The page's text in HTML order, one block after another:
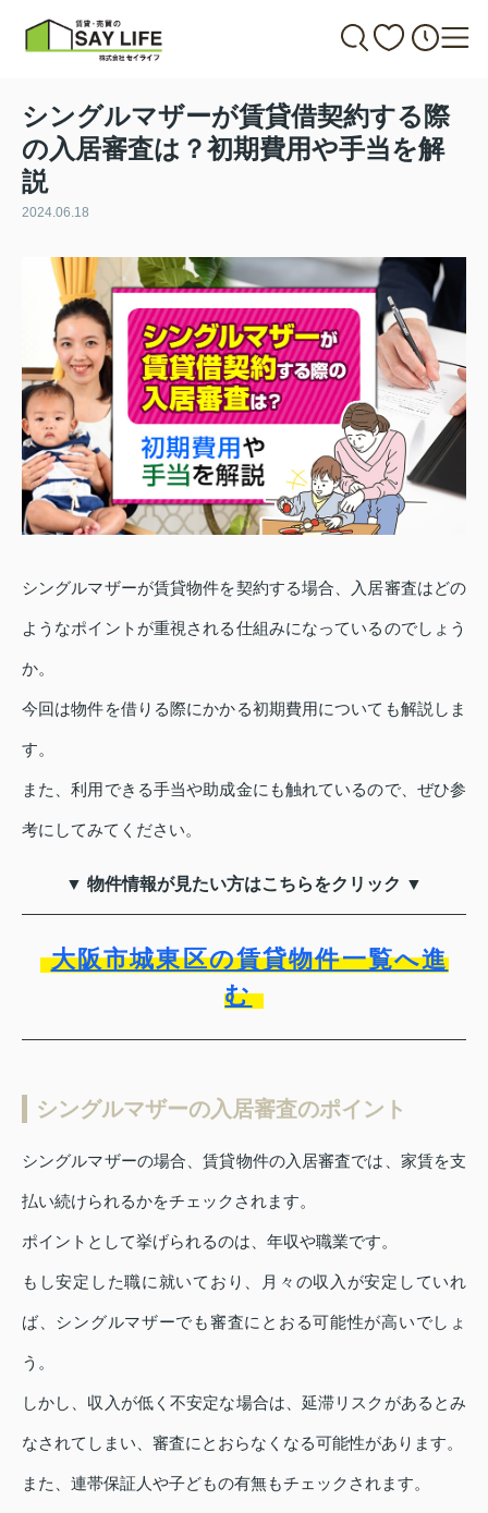
シングルマザーが賃貸借契約する際
の入居審査は？初期費用や手当を解
説
2024.06.18
シングルマザーが賃貸物件を契約する場合、入居審査はどの
ようなポイントが重視される仕組みになっているのでしょう
か。
今回は物件を借りる際にかかる初期費用についても解説しま
す。
また、利用できる手当や助成金にも触れているので、ぜひ参
考にしてみてください。
▼ 物件情報が見たい方はこちらをクリック ▼
大阪市城東区の賃貸物件一覧へ進
む
シングルマザーの入居審査のポイント
シングルマザーの場合、賃貸物件の入居審査では、家賃を支
払い続けられるかをチェックされます。
ポイントとして挙げられるのは、年収や職業です。
もし安定した職に就いており、月々の収入が安定していれ
ば、シングルマザーでも審査にとおる可能性が高いでしょ
う。
しかし、収入が低く不安定な場合は、延滞リスクがあるとみ
なされてしまい、審査にとおらなくなる可能性があります。
また、連帯保証人や子どもの有無もチェックされます。